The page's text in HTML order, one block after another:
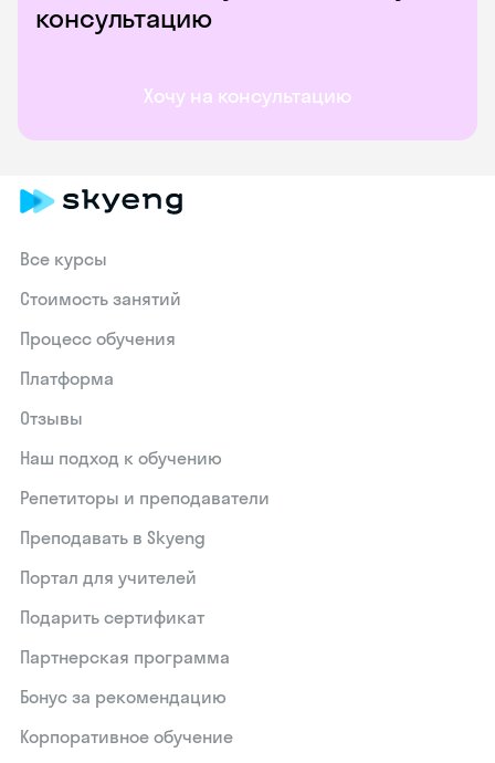
консультацию
Хочу на консультацию
Все курсы
Стоимость занятий
Процесс обучения
Платформа
Отзывы
Наш подход к обучению
Репетиторы и преподаватели
Преподавать в Skyeng
Портал для учителей
Подарить сертификат
Партнерская программа
Бонус за рекомендацию
Корпоративное обучение